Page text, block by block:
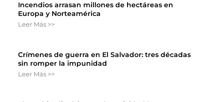
Incendios arrasan millones de hectáreas en
Europa y Norteamérica
Leer Más >>
Crímenes de guerra en El Salvador: tres décadas
sin romper la impunidad
Leer Más >>